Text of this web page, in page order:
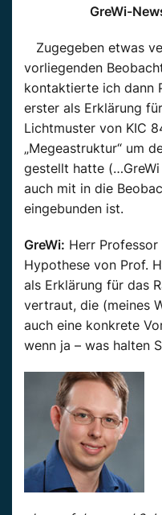
GreWi-
Zugegeben etwas
vorliegenden
kontaktierte ich dann
erster als Erklärung
Lichtmuster von KIC
„Megeastruktur“ um
gestellt hatte
auch mit in die
eingebunden ist.
GreWi: Herr
Hypothese von Prof.
als Erklärung für das
vertraut, die (meines
auch eine konkrete
wenn ja – was halten